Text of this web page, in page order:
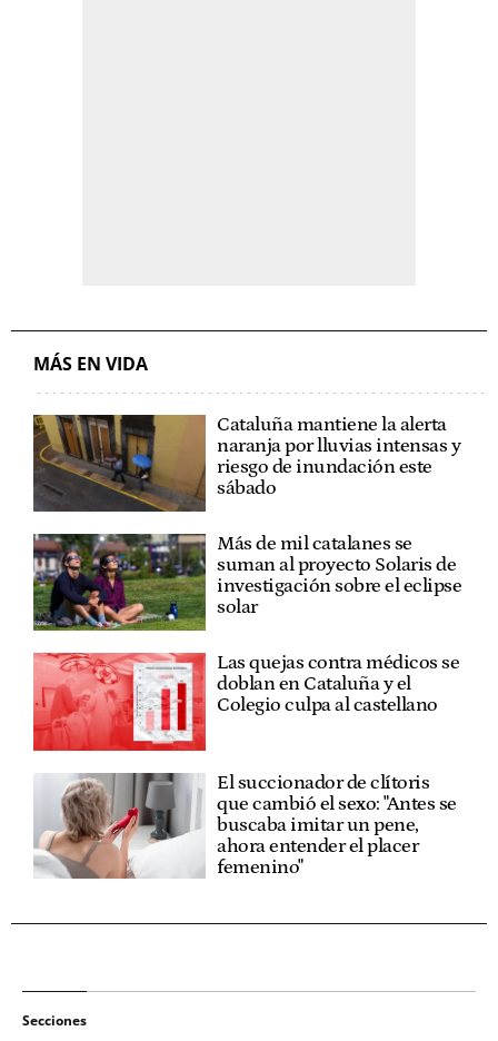
MÁS EN VIDA
Cataluña mantiene la alerta
naranja por lluvias intensas y
riesgo de inundación este
sábado
Más de mil catalanes se
suman al proyecto Solaris de
investigación sobre el eclipse
solar
Las quejas contra médicos se
doblan en Cataluña y el
Colegio culpa al castellano
El succionador de clítoris
que cambió el sexo: "Antes se
buscaba imitar un pene,
ahora entender el placer
femenino"
Secciones